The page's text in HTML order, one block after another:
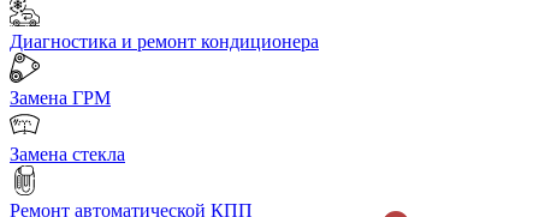
Диагностика и ремонт кондиционера
Замена ГРМ
Замена стекла
Ремонт автоматической КПП